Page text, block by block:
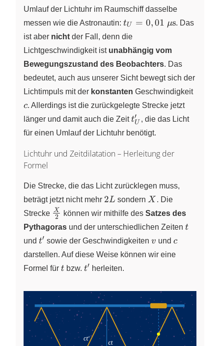
Umlauf der Lichtuhr im Raumschiff dasselbe
messen wie die Astronautin: t_U = 0,01~\pu{\mu
tU = 0,01 μs. Das
ist aber nicht der Fall, denn die
Lichtgeschwindigkeit ist unabhängig vom
Bewegungszustand des Beobachters. Das
bedeutet, auch aus unserer Sicht bewegt sich der
Lichtimpuls mit der konstanten Geschwindigkeitc
c. Allerdings ist die zurückgelegte Strecke jetzt
länger und damit auch die Zeitt_U^{\prime}
tU
′
, die das Licht
für einen Umlauf der Lichtuhr benötigt.
Lichtuhr und Zeitdilatation – Herleitung der
Formel
Die Strecke, die das Licht zurücklegen muss,
beträgt jetzt nicht mehr 2L
2L sondern X
X . Die
Strecke \frac{X}
{2}
2
X können wir mithilfe des Satzes des
Pythagoras und der unterschiedlichen Zeiten t
t
und t^{\prime}
t′ sowie der Geschwindigkeiten v
v und c
c
darstellen. Auf diese Weise können wir eine
Formel für t
t bzw. t^{\prime}
t′ herleiten.